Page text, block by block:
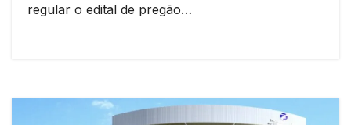
regular o edital de pregão…